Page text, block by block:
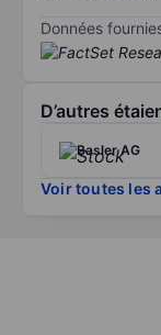
Données
D’autres
Basler AG
Voir toutes les